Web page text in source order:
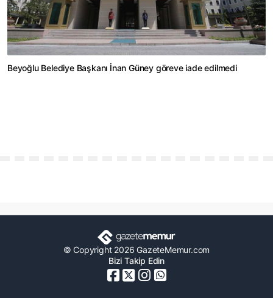
Beyoğlu Belediye Başkanı İnan Güney göreve iade edilmedi
© Copyright 2026 GazeteMemur.com
Bizi Takip Edin